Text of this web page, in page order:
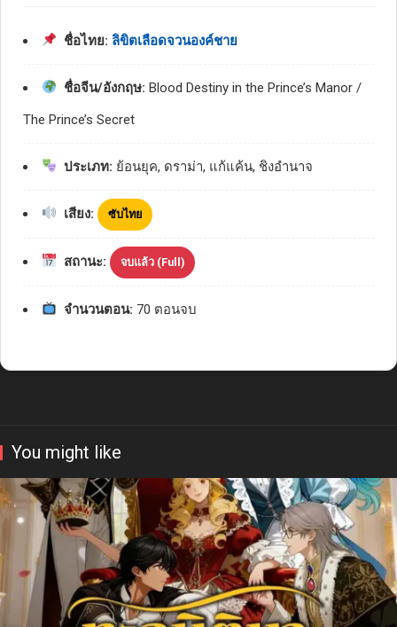
ชื่อไทย: ลิขิตเลือดจวนองค์ชาย
ชื่อจีน/อังกฤษ: Blood Destiny in the Prince’s Manor /
The Prince’s Secret
ประเภท: ย้อนยุค, ดราม่า, แก้แค้น, ชิงอำนาจ
เสียง: ซับไทย
สถานะ: จบแล้ว (Full)
จำนวนตอน: 70 ตอนจบ
You might like